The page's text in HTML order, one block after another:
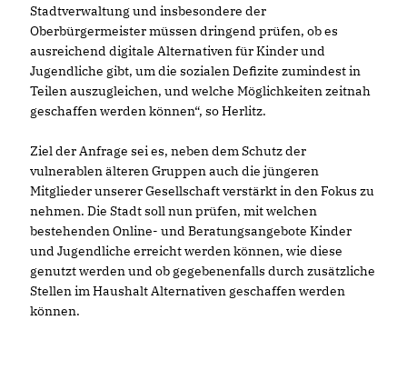
Stadtverwaltung und insbesondere der
Oberbürgermeister müssen dringend prüfen, ob es
ausreichend digitale Alternativen für Kinder und
Jugendliche gibt, um die sozialen Defizite zumindest in
Teilen auszugleichen, und welche Möglichkeiten zeitnah
geschaffen werden können“, so Herlitz.
Ziel der Anfrage sei es, neben dem Schutz der
vulnerablen älteren Gruppen auch die jüngeren
Mitglieder unserer Gesellschaft verstärkt in den Fokus zu
nehmen. Die Stadt soll nun prüfen, mit welchen
bestehenden Online- und Beratungsangebote Kinder
und Jugendliche erreicht werden können, wie diese
genutzt werden und ob gegebenenfalls durch zusätzliche
Stellen im Haushalt Alternativen geschaffen werden
können.